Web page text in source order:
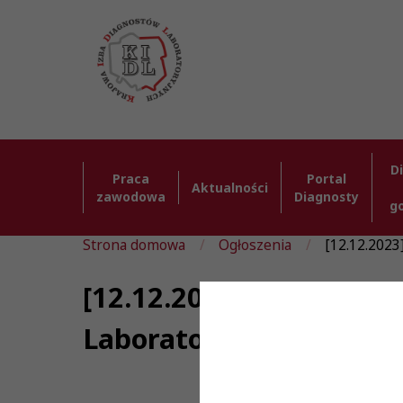
Praca
zawodowa
Aktualności
Portal
Diagnosty
Strona domowa Ogłoszenia
[12.12.2023]
Laboratoryjnych